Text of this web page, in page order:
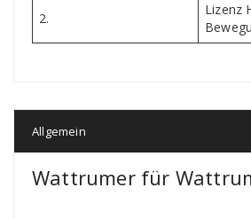
2.
Lizenz
Allgemein
Wattrumer für